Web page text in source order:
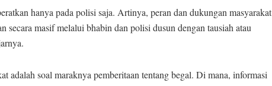
hanya pada polisi saja. Artinya, peran dan dukungan masyarakat
secara masif melalui bhabin dan polisi dusun dengan tausiah atau
adalah soal maraknya pemberitaan tentang begal. Di mana, informasi